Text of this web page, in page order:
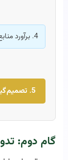
4. برآورد منابع و قابلیت اجرا (feasibility)
5. تصمیم‌گیری نهایی و تدوین اولیه عنوان
گام دوم: